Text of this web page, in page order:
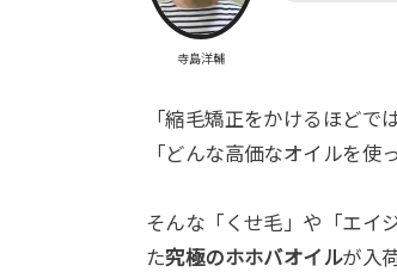
寺島洋輔
「縮毛矯正をかけるほど
「どんな高価なオイルを
そんな「くせ毛」や「エイ
た究極のホホバオイルが入